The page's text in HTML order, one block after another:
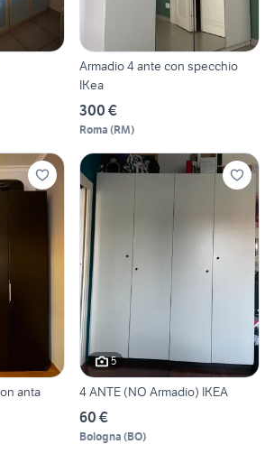
Armadio 4 ante con specchio
IKea
300 €
Roma (RM)
anta
5
4 ANTE (NO Armadio) IKEA
60 €
Bologna (BO)